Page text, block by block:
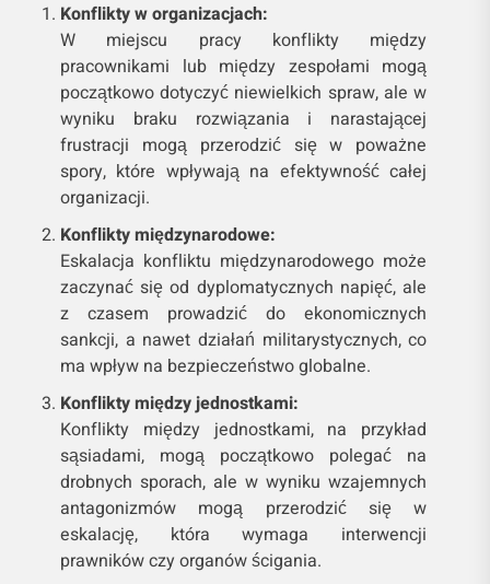
Konflikty w organizacjach:
W miejscu pracy konflikty między
pracownikami lub między zespołami mogą
początkowo dotyczyć niewielkich spraw, ale w
wyniku braku rozwiązania i narastającej
frustracji mogą przerodzić się w poważne
spory, które wpływają na efektywność całej
organizacji.
Konflikty międzynarodowe:
Eskalacja konfliktu międzynarodowego może
zaczynać się od dyplomatycznych napięć, ale
z czasem prowadzić do ekonomicznych
sankcji, a nawet działań militarystycznych, co
ma wpływ na bezpieczeństwo globalne.
Konflikty między jednostkami:
Konflikty między jednostkami, na przykład
sąsiadami, mogą początkowo polegać na
drobnych sporach, ale w wyniku wzajemnych
antagonizmów mogą przerodzić się w
eskalację, która wymaga interwencji
prawników czy organów ścigania.